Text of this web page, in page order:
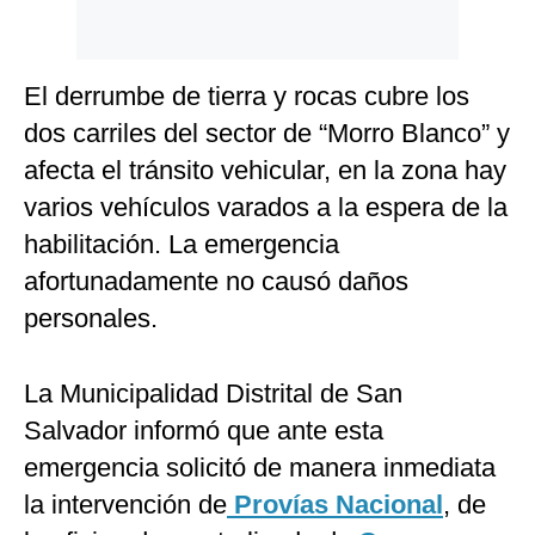
El derrumbe de tierra y rocas cubre los
dos carriles del sector de “Morro Blanco” y
afecta el tránsito vehicular, en la zona hay
varios vehículos varados a la espera de la
habilitación. La emergencia
afortunadamente no causó daños
personales.
La Municipalidad Distrital de San
Salvador informó que ante esta
emergencia solicitó de manera inmediata
la intervención de Provías Nacional, de